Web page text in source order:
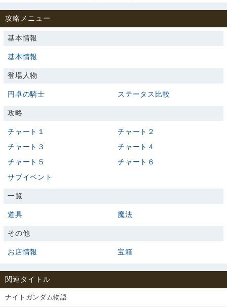
攻略メニュー
基本情報
基本情報
登場人物
円卓の騎士 ステータス比較
攻略
チャート１
チャート２
チャート３
チャート４
チャート５
チャート６
サブイベント
一覧
道具 魔法
その他
お店情報 宝箱
関連タイトル
ナイトガンダム物語